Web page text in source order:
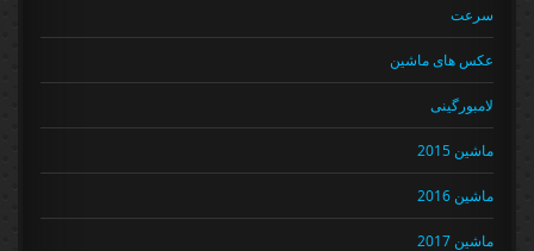
سرعت
عکس های ماشین
لامبورگینی
ماشین 2015
ماشین 2016
ماشین 2017